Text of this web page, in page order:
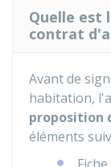
Quelle est
contrat
Avant de
habitation,
proposition
éléments